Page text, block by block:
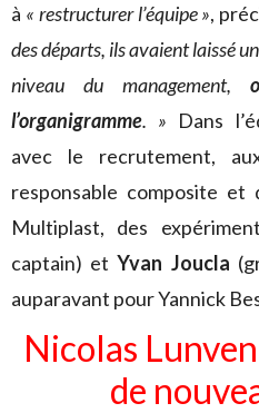
à « restructurer l’équipe »,
des départs, ils avaient laissé
niveau du management,
l’organigramme. » Dans
avec le recrutement,
responsable composite
Multiplast, des
captain) etYvan Joucla
auparavant pour Yannick
Nicolas
de